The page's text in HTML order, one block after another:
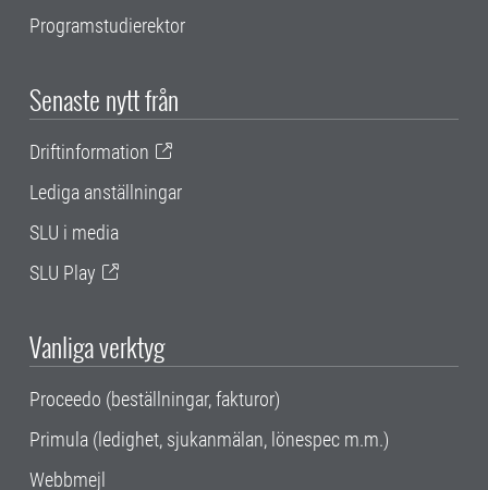
Programstudierektor
Senaste nytt från
Driftinformation
Lediga anställningar
SLU i media
SLU Play
Vanliga verktyg
Proceedo (beställningar, fakturor)
Primula (ledighet, sjukanmälan, lönespec m.m.)
Webbmejl